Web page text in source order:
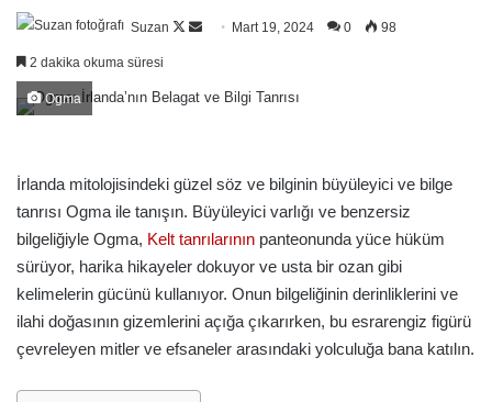
Suzan
Follow
Bir
göndermek
Mart 19, 2024 0 98
2 dakika okuma süresi
Ogma
İrlanda mitolojisindeki güzel söz ve bilginin büyüleyici ve bilge
tanrısı Ogma ile tanışın. Büyüleyici varlığı ve benzersiz
bilgeliğiyle Ogma, Kelt tanrılarının panteonunda yüce hüküm
sürüyor, harika hikayeler dokuyor ve usta bir ozan gibi
kelimelerin gücünü kullanıyor. Onun bilgeliğinin derinliklerini ve
ilahi doğasının gizemlerini açığa çıkarırken, bu esrarengiz figürü
çevreleyen mitler ve efsaneler arasındaki yolculuğa bana katılın.